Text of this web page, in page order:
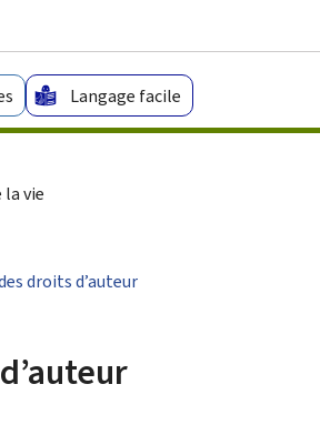
Langage facile
la vie
droits d’auteur